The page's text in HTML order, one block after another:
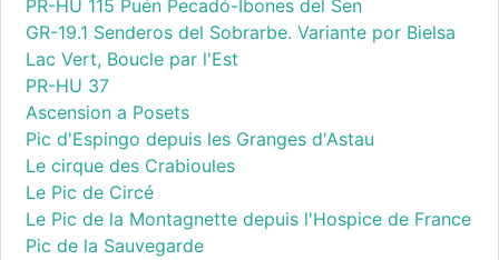
PR-HU 115 Puén Pecadó-Ibones del Sen
GR-19.1 Senderos del Sobrarbe. Variante por Bielsa
Lac Vert, Boucle par l'Est
PR-HU 37
Ascension a Posets
Pic d'Espingo depuis les Granges d'Astau
Le cirque des Crabioules
Le Pic de Circé
Le Pic de la Montagnette depuis l'Hospice de France
Pic de la Sauvegarde